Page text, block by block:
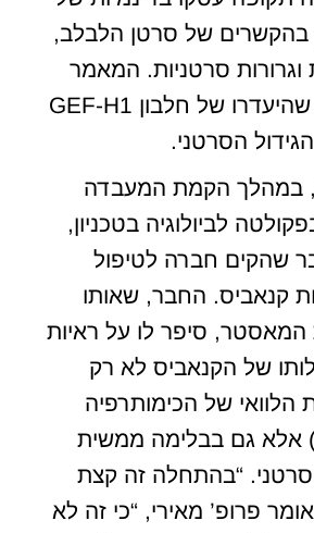
בהקשרים של סרטן הלבלב,
סרטניות. המאמר
העיקרי הראה שהיעדרו של חלבון GEF-H1
הסרטני.
במהלך הקמת המעבדה
לביולוגיה בטכניון,
שהקים חברה לטיפול
קנאביס. החבר, שאותו
סיפר לו על ראיות
של הקנאביס לא רק
הלוואי של הכימותרפיה
אלא גם בבלימה ממשית
“בהתחלה זה קצת
פרופ’ מאירי, “כי זה לא